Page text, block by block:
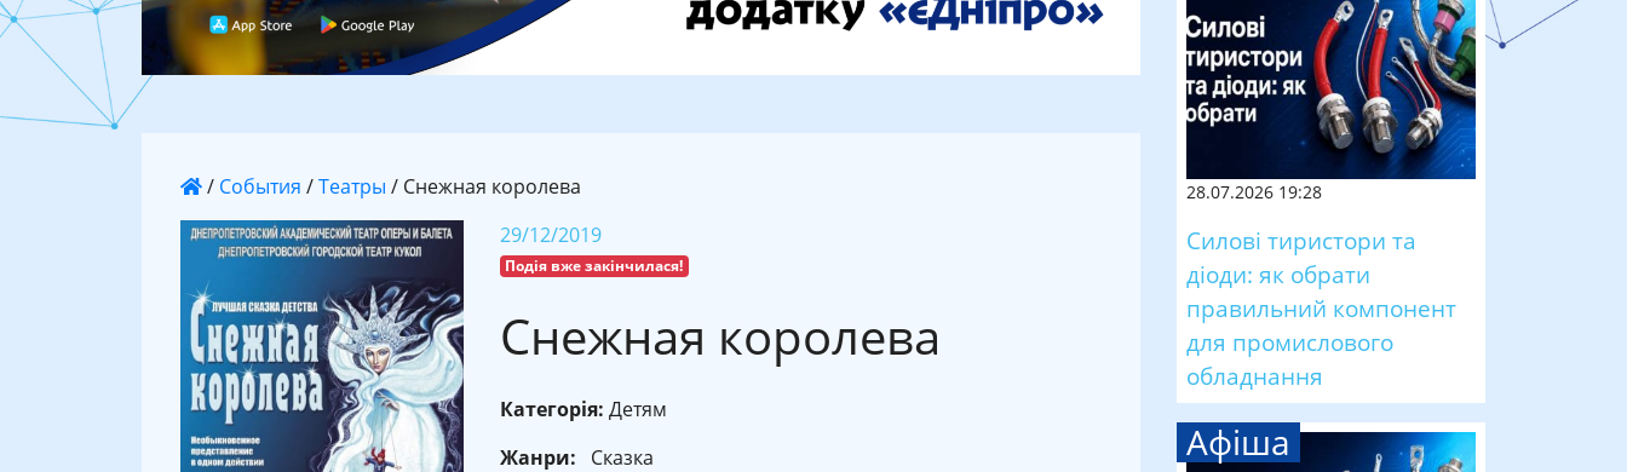
/ События /Театры / Снежная королева
29/12/2019
Подія вже закінчилася!
Снежная королева
Категорія: Детям
Жанри:
Сказка
28.07.2026 19:28
Силові тиристори та
діоди: як обрати
правильний компонент
для промислового
обладнання
Афіша